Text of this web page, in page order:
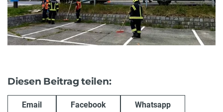
Diesen Beitrag teilen:
Email Facebook Whatsapp